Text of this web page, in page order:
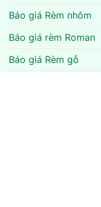
Báo giá Rèm nhôm
Báo giá rèm Roman
Báo giá Rèm gỗ